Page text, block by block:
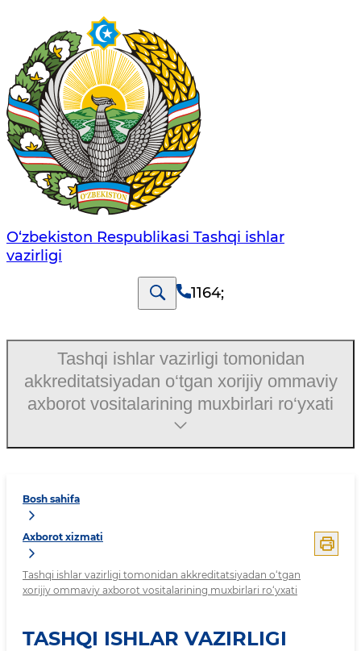
O‘zbеkistоn Rеspublikаsi Tashqi ishlаr
vаzirligi
1164;
Bosh sahifa
Axborot xizmati
Tashqi ishlar vazirligi tomonidan akkreditatsiyadan o‘tgan
xorijiy ommaviy axborot vositalarining muxbirlari ro‘yxati
TASHQI ISHLAR VAZIRLIGI
Tashqi ishlar vazirligi tomonidan
akkreditatsiyadan o‘tgan xorijiy ommaviy
axborot vositalarining muxbirlari ro‘yxati